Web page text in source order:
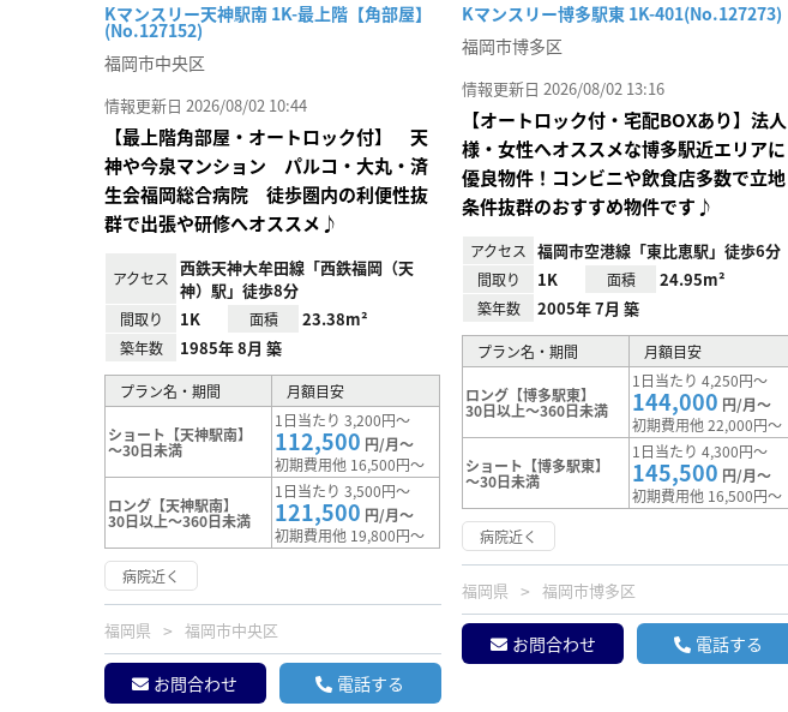
Kマンスリー天神駅南 1K-最上階【角部屋】
(No.127152)
福岡市中央区
情報更新日 2026/08/02 10:44
【最上階角部屋・オートロック付】 天
神や今泉マンション パルコ・大丸・済
生会福岡総合病院 徒歩圏内の利便性抜
群で出張や研修へオススメ♪
アクセス
西鉄天神大牟田線「西鉄福岡（天
神）駅」徒歩8分
間取り 1K 面積 23.38m²
築年数 1985年 8月 築
プラン名・期間 月額目安
ショート【天神駅南】
～30日未満
1日当たり 3,200円～
112,500 円/月～
初期費用他 16,500円～
ロング【天神駅南】
30日以上～360日未満
1日当たり 3,500円～
121,500 円/月～
初期費用他 19,800円～
病院近く
福岡県 福岡市中央区
お問合わせ 電話する
Kマンスリー博多駅東 1K-401(No.127273)
福岡市博多区
情報更新日 2026/08/02 13:16
【オートロック付・宅配BOXあり】法人
様・女性へオススメな博多駅近エリアに
優良物件！コンビニや飲食店多数で立地
条件抜群のおすすめ物件です♪
アクセス 福岡市空港線「東比恵駅」徒歩6分
間取り 1K 面積 24.95m²
築年数 2005年 7月 築
プラン名・期間 月額目安
ロング【博多駅東】
30日以上～360日未満
1日当たり 4,250円～
144,000 円/月～
初期費用他 22,000円～
ショート【博多駅東】
～30日未満
1日当たり 4,300円～
145,500 円/月～
初期費用他 16,500円～
病院近く
福岡県 福岡市博多区
お問合わせ 電話する